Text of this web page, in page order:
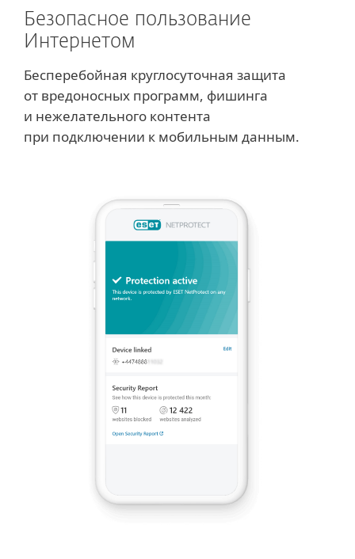
Безопасное пользование
Интернетом
Бесперебойная круглосуточная защита
от вредоносных программ, фишинга
и нежелательного контента
при подключении к мобильным данным.